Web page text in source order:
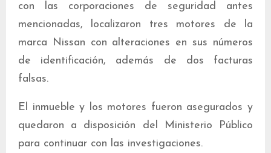
con las corporaciones de seguridad antes
mencionadas, localizaron tres motores de la
marca Nissan con alteraciones en sus números
de identificación, además de dos facturas
falsas.
El inmueble y los motores fueron asegurados y
quedaron a disposición del Ministerio Público
para continuar con las investigaciones.